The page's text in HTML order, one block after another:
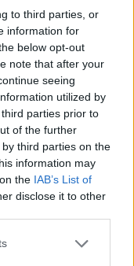
to third parties, or
information for
below opt-out
note that after your
seeing
utilized by
parties prior to
of the further
third parties on the
information may
the IAB’s List of
disclose it to other
por
y religiosas
es todavía una
sirio o
y
prendido la
propagado
. Ya se avistan
de la
después
gobierno
político
en
, gesto que
(7).